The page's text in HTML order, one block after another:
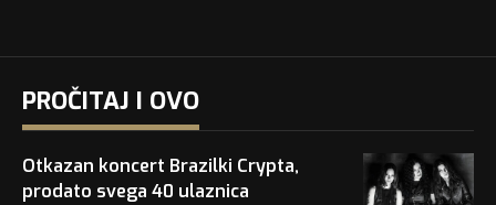
PROČITAJ I OVO
Otkazan koncert Brazilki Crypta,
prodato svega 40 ulaznica